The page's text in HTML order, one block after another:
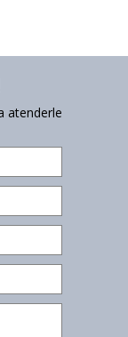
atenderle